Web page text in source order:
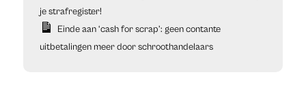
je strafregister!
Einde aan ‘cash for scrap’: geen contante
uitbetalingen meer door schroothandelaars